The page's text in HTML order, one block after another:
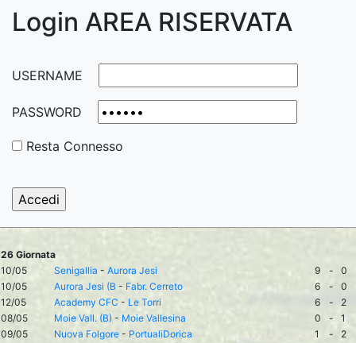
Login AREA RISERVATA
USERNAME
PASSWORD
Resta Connesso
26 Giornata
10/05
Senigallia - Aurora Jesi 9 -
0
10/05
Aurora Jesi (B - Fabr. Cerreto 6 -
0
12/05
Academy CFC - Le Torri 6 -
2
08/05
Moie Vall. (B) - Moie Vallesina 0 -
1
09/05
Nuova Folgore - PortualiDorica 1 -
2